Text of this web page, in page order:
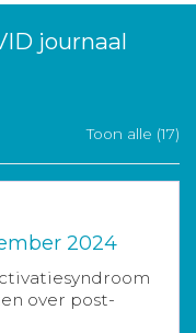
journaal
Toon alle (17)
2024
over post-